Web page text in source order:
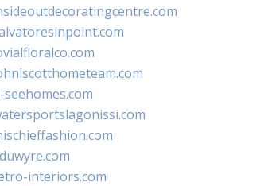
seehomes.com
interiors.com